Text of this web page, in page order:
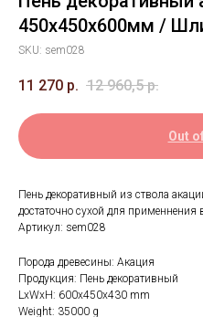
450х450х600мм /
SKU: sem028
11 270 р. 12 960,5 р.
Out
Пень декоративный из ствола
достаточно сухой для применнения
Артикул: sem028
Порода древесины: Акация
Продукция: Пень декоративный
LxWxH: 600x450x430 mm
Weight: 35000 g